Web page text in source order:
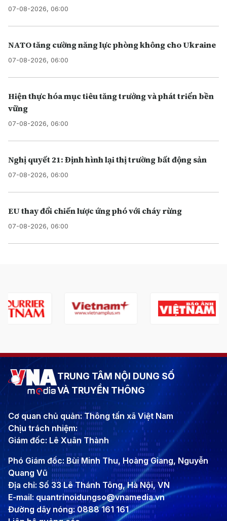
07-08-2026, 06:00
NATO tăng cường năng lực phòng không cho Ukraine
07-08-2026, 06:00
Hiện thực hóa mục tiêu tăng trưởng và phát triển bền
vững
07-08-2026, 06:00
Nghị quyết 21: Định hình lại thị trường bất động sản
07-08-2026, 06:00
EU thay đổi chiến lược ứng phó với cháy rừng
07-08-2026, 06:00
TRUNG TÂM NỘI DUNG SỐ
VÀ TRUYỀN THÔNG
Cơ quan chủ quản: Thông tấn xã Việt Nam
Chịu trách nhiệm:
Giám đốc: Lê Xuân Thành
Phó Giám đốc: Bùi Minh Thu, Hoàng Giang, Nguyễn
Quang Vũ
Địa chỉ: Số 33 Lê Thánh Tông, Hà Nội, VN
E-mail: quantrinoidungso@vnamedia.vn
Đường dây nóng: 0888 161 161